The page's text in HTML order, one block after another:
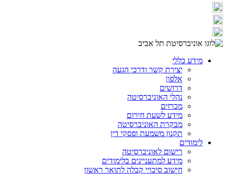
מידע כללי
יצירת קשר ודרכי הגעה
אלפון
דרושים
נהלי האוניברסיטה
מכרזים
מידע לשעת חירום
מבקרת האוניברסיטה
תקנון משמעת ופסקי דין
לימודים
רישום לאוניברסיטה
מידע למתעניינים בלימודים
חישוב סיכויי קבלה לתואר ראשון